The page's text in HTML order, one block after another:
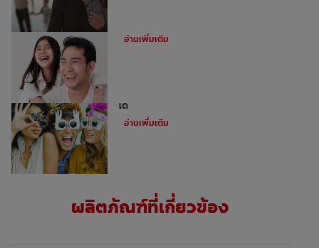
อ่านเพิ่มเติม
ได้
อ่านเพิ่มเติม
ผลิตภัณฑ์ที่เกี่ยวข้อง